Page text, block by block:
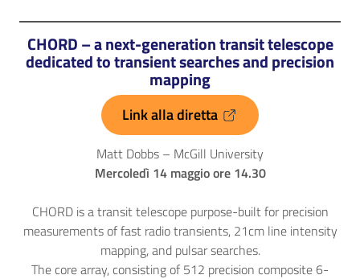
CHORD – a next-generation transit telescope
dedicated to transient searches and precision
mapping
Link alla diretta
Matt Dobbs – McGill University
Mercoledì 14 maggio ore 14.30
CHORD is a transit telescope purpose-built for precision
measurements of fast radio transients, 21cm line intensity
mapping, and pulsar searches.
The core array, consisting of 512 precision composite 6-